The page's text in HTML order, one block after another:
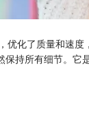
化了质量和速度
保持所有细节。它